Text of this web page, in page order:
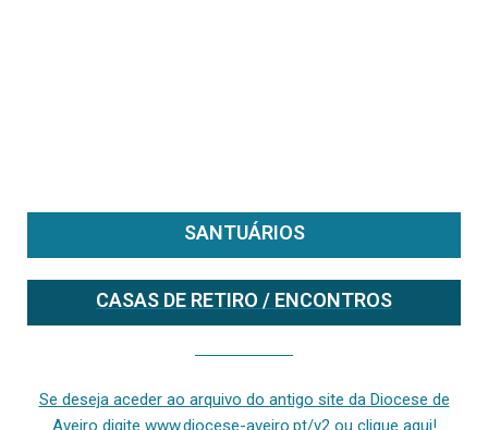
SANTUÁRIOS
CASAS DE RETIRO / ENCONTROS
Se deseja aceder ao arquivo do antigo site da Diocese de
Aveiro digite www.diocese-aveiro.pt/v2 ou clique aqui!